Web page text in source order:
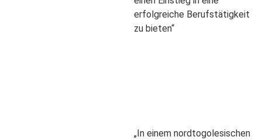
erfolgreiche Berufstätigkeit
zu bieten“
„In einem nordtogolesischen